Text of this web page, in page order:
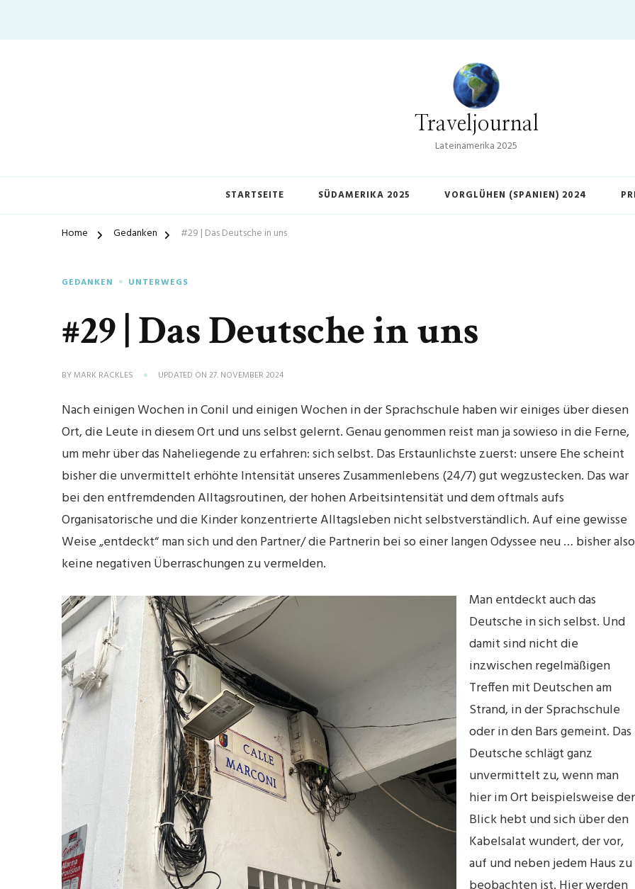
Traveljournal
Lateinamerika 2025
STARTSEITE SÜDAMERIKA 2025 VORGLÜHEN (SPANIEN) 2024
Home Gedanken #29 | Das Deutsche in uns
GEDANKEN UNTERWEGS
#29 | Das Deutsche in uns
BYMARK RACKLES UPDATED ON 27. NOVEMBER 2024
Nach einigen Wochen in Conil und einigen Wochen in der Sprachschule haben wir einiges über diesen
Ort, die Leute in diesem Ort und uns selbst gelernt. Genau genommen reist man ja sowieso in die Ferne,
um mehr über das Naheliegende zu erfahren: sich selbst. Das Erstaunlichste zuerst: unsere Ehe scheint
bisher die unvermittelt erhöhte Intensität unseres Zusammenlebens (24/7) gut wegzustecken. Das war
bei den entfremdenden Alltagsroutinen, der hohen Arbeitsintensität und dem oftmals aufs
Organisatorische und die Kinder konzentrierte Alltagsleben nicht selbstverständlich. Auf eine gewisse
Weise „entdeckt“ man sich und den Partner/ die Partnerin bei so einer langen Odyssee neu … bisher also
keine negativen Überraschungen zu vermelden.
Man entdeckt auch das
Deutsche in sich selbst. Und
damit sind nicht die
inzwischen regelmäßigen
Treffen mit Deutschen am
Strand, in der Sprachschule
oder in den Bars gemeint. Das
Deutsche schlägt ganz
unvermittelt zu, wenn man
hier im Ort beispielsweise
Blick hebt und sich über den
Kabelsalat wundert, der vor,
auf und neben jedem Haus zu